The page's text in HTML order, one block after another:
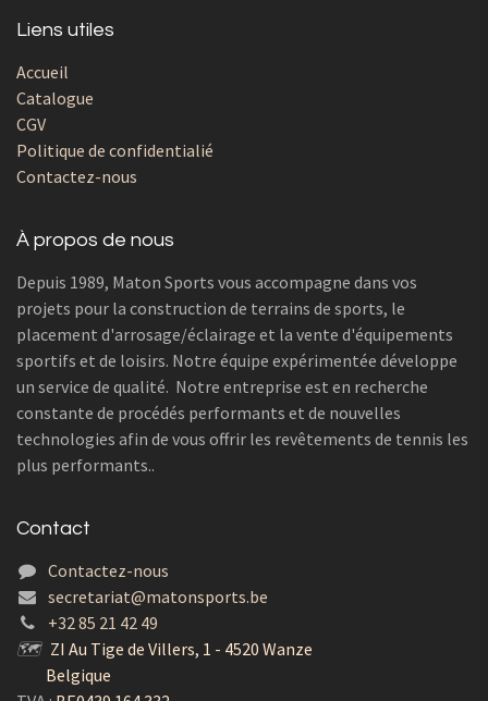
Liens utiles
Accueil
Catalogue
CGV
Politique de confidentialié
Contactez-nous
À propos de nous
Depuis 1989, Maton Sports vous accompagne dans vos
projets pour la construction de terrains de sports, le
placement d'arrosage/éclairage et la vente d'équipements
sportifs et de loisirs. Notre équipe expérimentée développe
un service de qualité. Notre entreprise est en recherche
constante de procédés performants et de nouvelles
technologies afin de vous offrir les revêtements de tennis les
plus performants..
Contact
Contactez-nous
secretariat@matonsports.be
+32 85 21 42 49
🗺 ZI Au Tige de Villers, 1 - 4520 Wanze
Belgique